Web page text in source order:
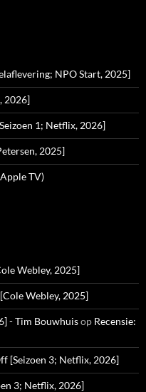
NPO Start, 2025]
2026]
1; Netflix, 2026]
2025]
TV)
Webley, 2025]
Webley, 2025]
- Tim Bouwhuisop Recensie:
[Seizoen 3; Netflix, 2026]
3; Netflix, 2026]